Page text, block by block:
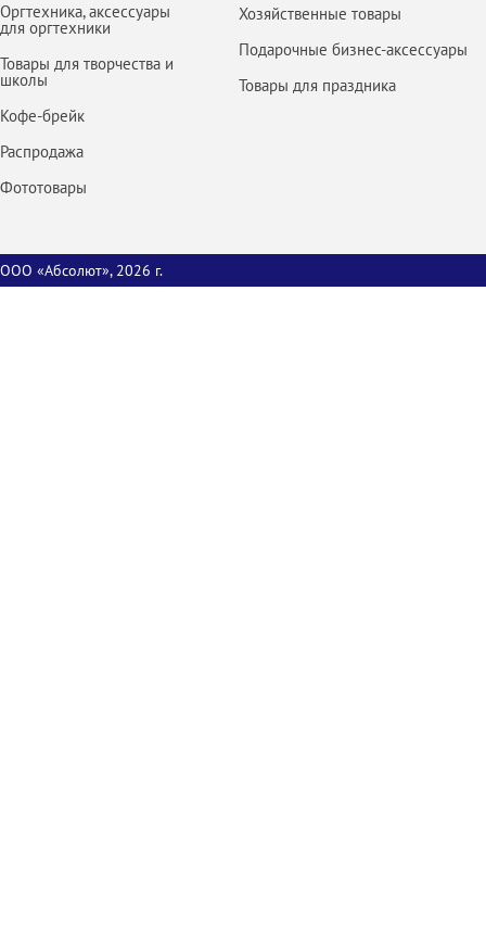
Оргтехника, аксессуары
для оргтехники
Товары для творчества и
школы
Кофе-брейк
Распродажа
Фототовары
Хозяйственные товары
Подарочные бизнес-аксессуары
Товары для праздника
ООО «Абсолют», 2026 г.